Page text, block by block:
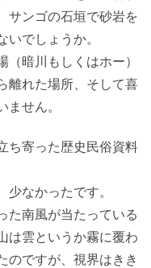
サンゴの石垣で砂岩を
でしょうか。
暗川もしくはホー）
離れた場所、そして喜
せん。
ち寄った歴史民俗資料
なかったです。
た南風が当たっている
は雲というか霧に覆わ
のですが、視界はきき